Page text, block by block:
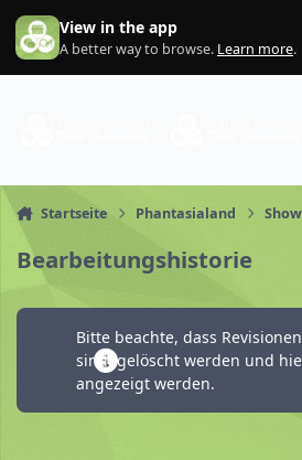
Zum Inhalt springen
View in the app
A better way to browse. Learn more.
Startseite Phantasialand
Bearbeitungshistorie
Bitte beachte, dass
sind, gelöscht werden und
angezeigt werden.